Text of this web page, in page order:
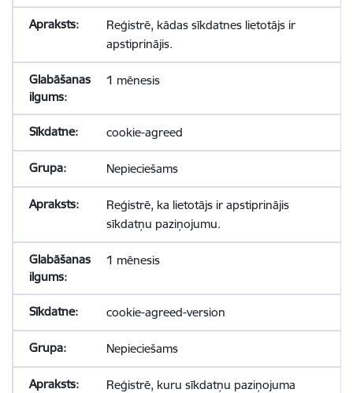
Reģistrē, kādas sīkdatnes lietotājs ir
apstiprinājis.
1 mēnesis
cookie-agreed
Nepieciešams
Reģistrē, ka lietotājs ir apstiprinājis
sīkdatņu paziņojumu.
1 mēnesis
cookie-agreed-version
Nepieciešams
Reģistrē, kuru sīkdatņu paziņojuma